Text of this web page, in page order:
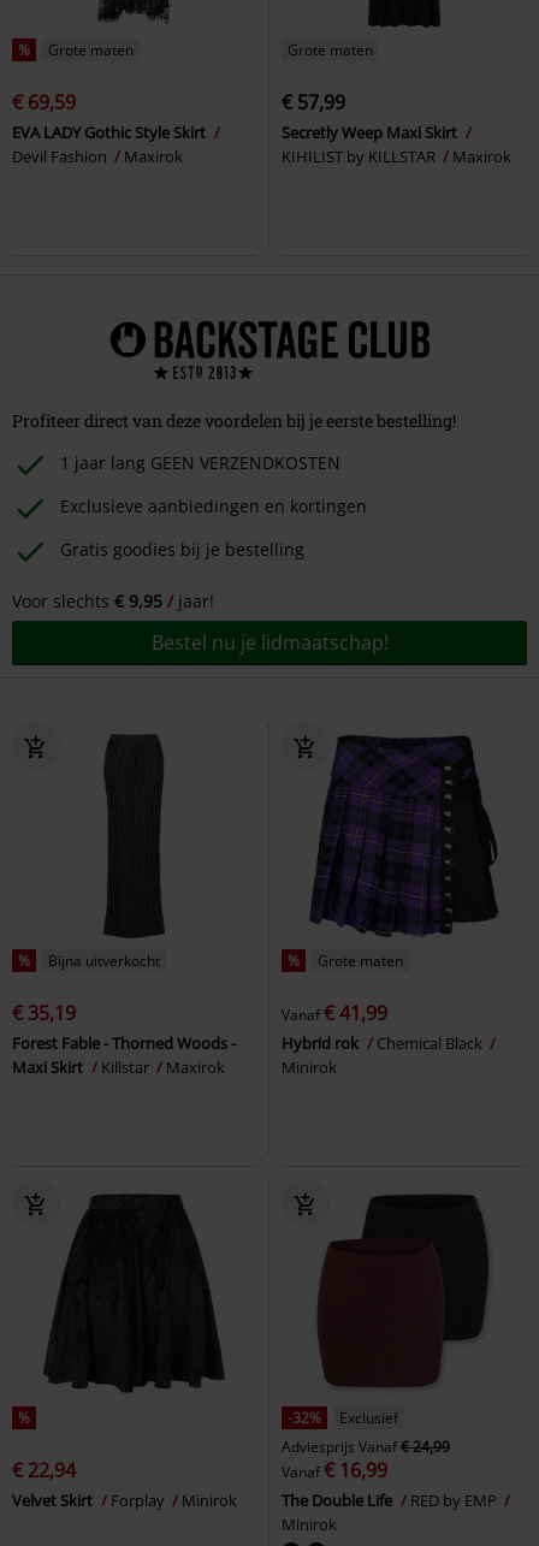
% Grote maten
€ 69,59
EVA LADY Gothic Style Skirt
Devil Fashion
Maxirok
Grote maten
€ 57,99
Secretly Weep Maxi Skirt
KIHILIST by KILLSTAR
Maxirok
Profiteer direct van deze voordelen bij je eerste bestelling!
1 jaar lang GEEN VERZENDKOSTEN
Exclusieve aanbiedingen en kortingen
Gratis goodies bij je bestelling
Voor slechts € 9,95 jaar!
Bestel nu je lidmaatschap!
% Bijna uitverkocht
€ 35,19
Forest Fable - Thorned Woods -
Maxi Skirt
Killstar Maxirok
% Grote maten
Vanaf€ 41,99
Hybrid rok
Chemical Black
Minirok
%
€ 22,94
Velvet Skirt Forplay Minirok
-32%
Exclusief
Adviesprijs Vanaf€ 24,99
Vanaf€ 16,99
The Double Life
RED by EMP
Minirok